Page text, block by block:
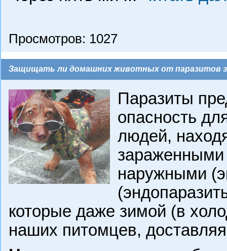
Просмотров: 1027
Защищать ли домашних животных от паразитов
Паразиты
опасность
людей,
наружными
которые даже зимой (в
наших питомцев,